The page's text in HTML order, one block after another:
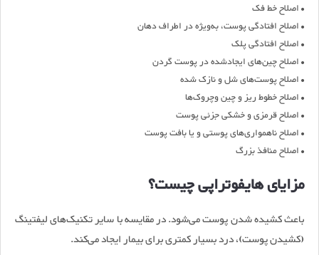
• اصلاح خط فک
• اصلاح افتادگی پوست، به‌ویژه در اطراف دهان
• اصلاح افتادگی پلک
• اصلاح چین‌های ایجادشده در پوست گردن
• اصلاح پوست‌های شل و نازک شده
• اصلاح خطوط ریز و چین ‌وچروک‌ها
• اصلاح قرمزی و خشکی جزئی پوست
• اصلاح ناهمواری‌های پوستی و یا بافت پوست
• اصلاح منافذ بزرگ
مزایای هایفوتراپی چیست؟
باعث کشیده شدن پوست می‌شود. در مقایسه با سایر تکنیک‌های لیفتینگ
(کشیدن پوست)، درد بسیار کمتری برای بیمار ایجاد می‌کند.